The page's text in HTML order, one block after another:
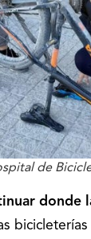
de
donde